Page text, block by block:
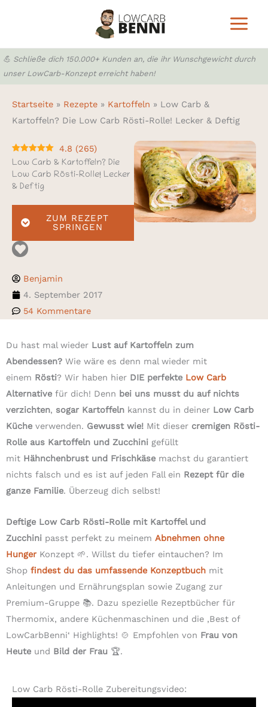
💪 Schließe dich 150.000+ Kunden an, die ihr Wunschgewicht durch
unser LowCarb-Konzept erreicht haben!
Startseite » Rezepte » Kartoffeln » Low Carb &
Kartoffeln? Die Low Carb Rösti-Rolle! Lecker & Deftig
4.8 (265)
Low Carb & Kartoffeln? Die
Low Carb Rösti-Rolle! Lecker
& Deftig
ZUM REZEPT
SPRINGEN
Benjamin
4. September 2017
54 Kommentare
Du hast mal wieder Lust auf Kartoffeln zum
Abendessen? Wie wäre es denn mal wieder mit
einem Rösti? Wir haben hier DIE perfekte Low Carb
Alternative für dich! Denn bei uns musst du auf nichts
verzichten, sogar Kartoffeln kannst du in deiner Low Carb
Küche verwenden. Gewusst wie! Mit dieser cremigen Rösti-
Rolle aus Kartoffeln und Zucchini gefüllt
mit Hähnchenbrust und Frischkäse machst du garantiert
nichts falsch und es ist auf jeden Fall ein Rezept für die
ganze Familie. Überzeug dich selbst!
Deftige Low Carb Rösti-Rolle mit Kartoffel und
Zucchini passt perfekt zu meinem Abnehmen ohne
HungerKonzept 🌱. Willst du tiefer eintauchen? Im
Shop findest du das umfassende Konzeptbuch mit
Anleitungen und Ernährungsplan sowie Zugang zur
Premium-Gruppe 📚. Dazu spezielle Rezeptbücher für
Thermomix, andere Küchenmaschinen und die ‚Best of
LowCarbBenni‘ Highlights! 🍲 Empfohlen von Frau von
Heute und Bild der Frau 🏆.
Low Carb Rösti-Rolle Zubereitungsvideo: